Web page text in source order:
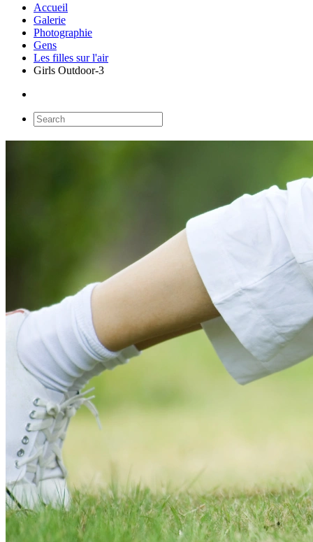
Accueil
Galerie
Photographie
Gens
Les filles sur l'air
Girls Outdoor-3